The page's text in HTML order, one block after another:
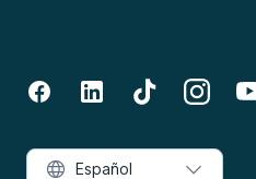
Español